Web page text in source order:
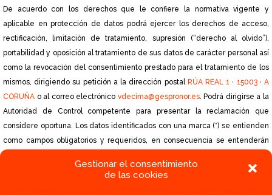
Gestionar el consentimiento
de las cookies
De acuerdo con los derechos que le confiere la normativa vigente y
aplicable en protección de datos podrá ejercer los derechos de acceso,
rectificación, limitación de tratamiento, supresión (“derecho al olvido”),
portabilidad y oposición al tratamiento de sus datos de carácter personal así
como la revocación del consentimiento prestado para el tratamiento de los
mismos, dirigiendo su petición a la dirección postal RÚA REAL 1 · 15003 · A
CORUÑA o al correo electrónico vdecima@gespronor.es. Podrá dirigirse a la
Autoridad de Control competente para presentar la reclamación que
considere oportuna. Los datos identificados con una marca (*) se entienden
como campos obligatorios y requeridos, en consecuencia se entenderán